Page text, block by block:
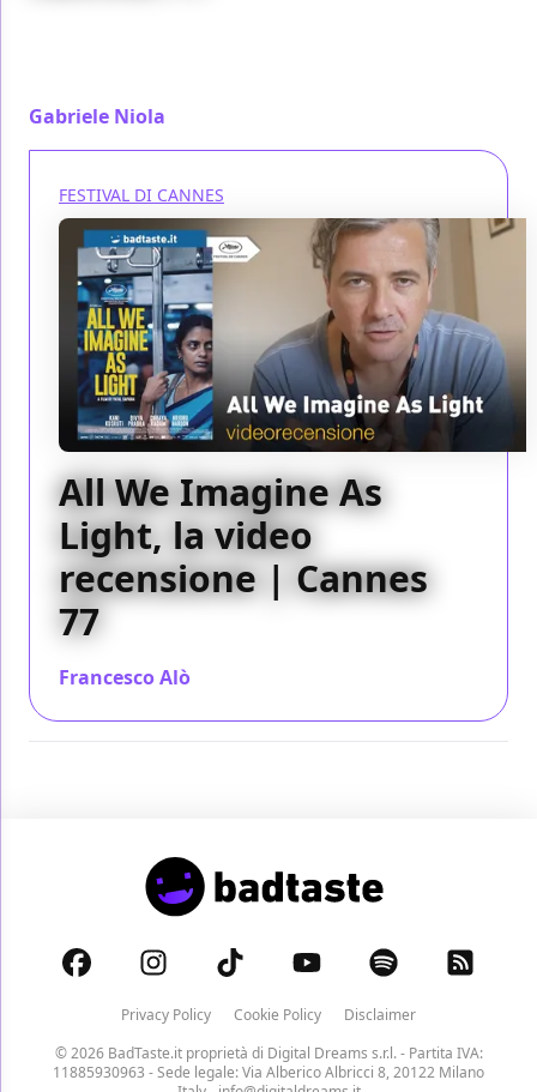
Gabriele Niola
FESTIVAL DI CANNES
All We Imagine As
Light, la video
recensione | Cannes
77
Francesco Alò
Privacy Policy Cookie Policy
Disclaimer
© 2026 BadTaste.it proprietà di Digital Dreams s.r.l.- Partita IVA:
11885930963 - Sede legale: Via Alberico Albricci 8, 20122 Milano